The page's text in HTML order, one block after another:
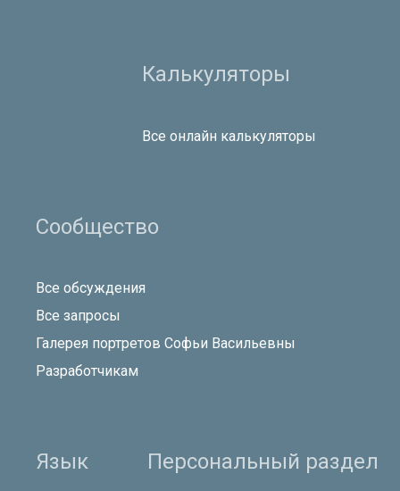
Калькуляторы
Все онлайн калькуляторы
Сообщество
Все обсуждения
Все запросы
Галерея портретов Софьи Васильевны
Разработчикам
Язык Персональный раздел